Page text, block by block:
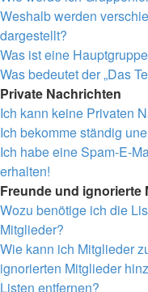
Weshalb werden
dargestellt?
Was ist eine
Was bedeutet der „Das
Private Nachrichten
Ich kann keine Privaten
Ich bekomme ständig
Ich habe eine Spam-E-
erhalten!
Freunde und ignorierte
Wozu benötige ich die
Mitglieder?
Wie kann ich Mitglieder
ignorierten Mitglieder
Listen entfernen?